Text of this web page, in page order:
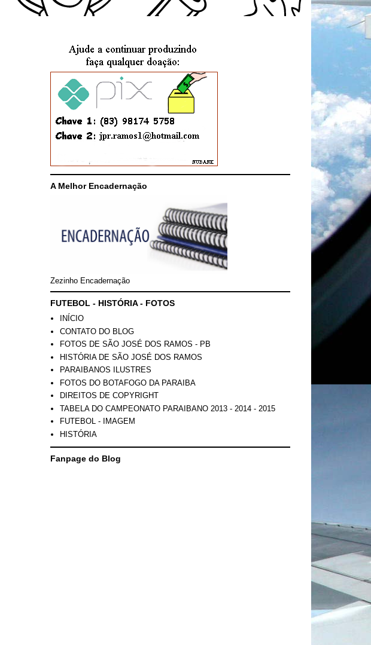
A Melhor Encadernação
Zezinho Encadernação
FUTEBOL - HISTÓRIA - FOTOS
INÍCIO
CONTATO DO BLOG
FOTOS DE SÃO JOSÉ DOS RAMOS - PB
HISTÓRIA DE SÃO JOSÉ DOS RAMOS
PARAIBANOS ILUSTRES
FOTOS DO BOTAFOGO DA PARAIBA
DIREITOS DE COPYRIGHT
TABELA DO CAMPEONATO PARAIBANO 2013 - 2014 - 2015
FUTEBOL - IMAGEM
HISTÓRIA
Fanpage do Blog